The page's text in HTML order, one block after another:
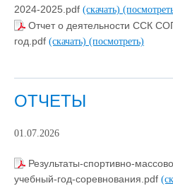
2024-2025.pdf (скачать)
Отчет о деятельности ССК
год.pdf (скачать) (посмотреть)
ОТЧЕТЫ
01.07.2026
Результаты-спортивно-
учебный-год-соревнования.pdf